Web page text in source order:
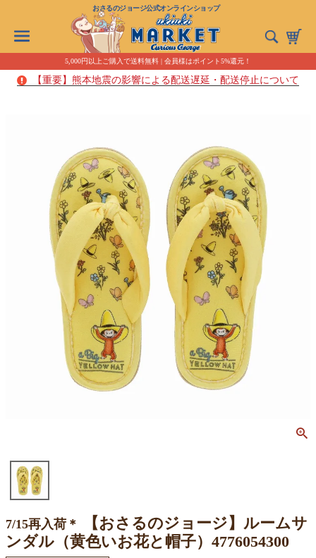
おさるのジョージ公式オンラインショップ
5,000円以上ご購入で送料無料 | 会員様はポイント5%還元！
【重要】熊本地震の影響による配送遅延・配送停止について
7/15再入荷＊
【おさるのジョージ】ルームサ
ンダル（黄色いお花と帽子）4776054300